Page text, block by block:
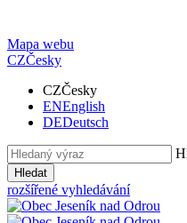
Mapa webu
CZČesky
CZČesky
ENEnglish
DEDeutsch
Hledat
rozšířené vyhledávání